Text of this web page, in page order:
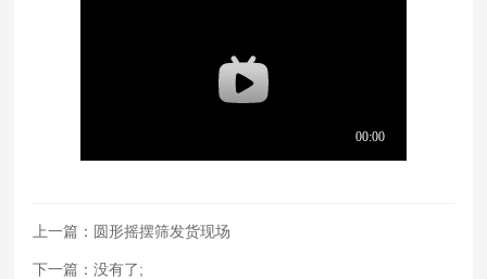
上一篇： 圆形摇摆筛发货现场
下一篇：没有了;